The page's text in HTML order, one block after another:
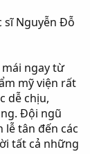
sĩ Nguyễn Đỗ
ngay từ
mỹ viện rất
dễ chịu,
Đội ngũ
lễ tân đến các
tất cả những